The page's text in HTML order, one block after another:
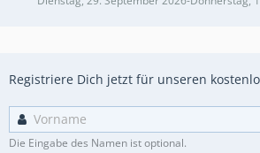
Registriere Dich jetzt für unseren
Die Eingabe des Namen ist optional.